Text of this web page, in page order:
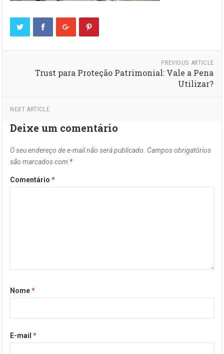
PREVIOUS ARTICLE
Trust para Proteção Patrimonial: Vale a Pena
Utilizar?
NEXT ARTICLE
Deixe um comentário
O seu endereço de e-mail não será publicado. Campos obrigatórios
são marcados com *
Comentário*
Nome*
E-mail*